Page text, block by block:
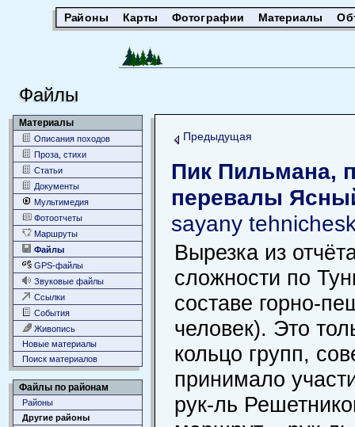
Районы Карты Фотографии Материалы
Файлы
Материалы
Описания походов
Проза, стихи
Статьи
Документы
Мультимедия
Фотоотчеты
Маршруты
Файлы
GPS-файлы
Звуковые файлы
Ссылки
События
Живопись
Новые материалы
Поиск материалов
Файлы по районам
Районы
Другие районы
Предыдущая
Пик Пильмана,
перевалы
sayany
Вырезка из
сложности по
составе горно-
человек). Это
кольцо групп,
принимало
рук-ль